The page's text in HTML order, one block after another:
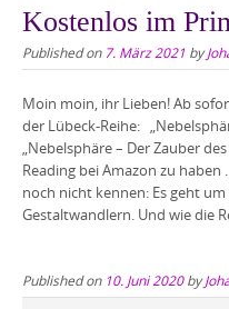
Kostenlos im
Published on 7. März 2021 by
Moin moin, ihr Lieben! Ab
der Lübeck-Reihe:
„Nebelsphäre – Der Zauber
Reading bei Amazon zu
noch nicht kennen: Es geht
Gestaltwandlern. Und wie die
Published on 10. Juni 2020by